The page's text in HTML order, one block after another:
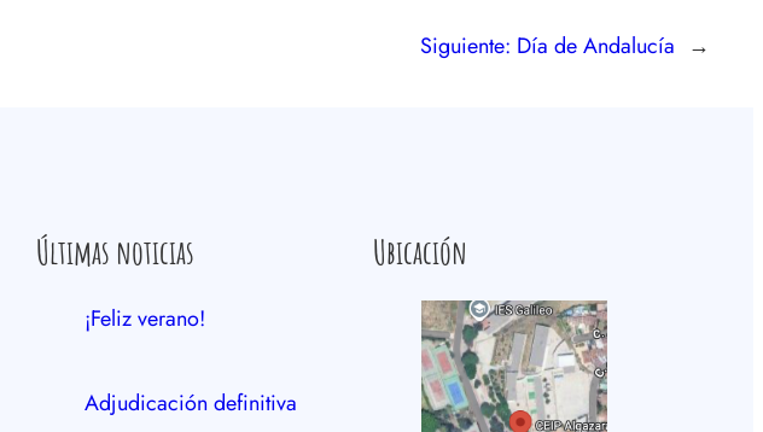
Siguiente: Día de Andalucía →
Últimas noticias
¡Feliz verano!
Adjudicación definitiva
Ubicación